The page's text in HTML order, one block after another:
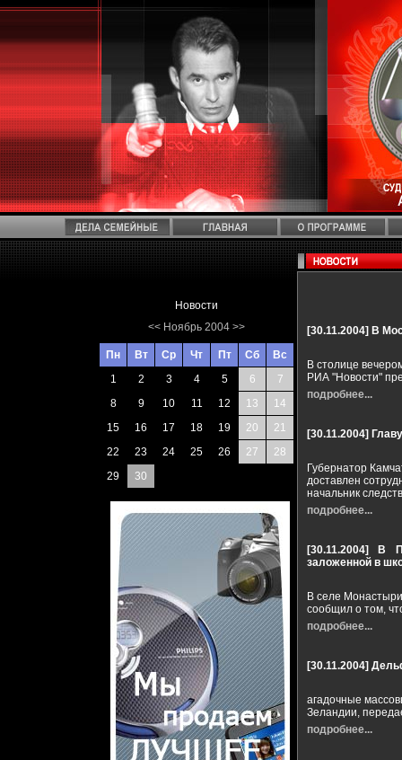
Новости
<< Ноябрь 2004 >>
Пн Вт Ср Чт Пт Сб
Вс
1
2 3 4 5 6
7
8
9 10 11 12 13
14
15
16 17 18 19 20
21
22
23 24 25 26 27
28
29
30
[30.11.2004] В
В столице
РИА "Новости"
подробнее...
[30.11.2004]
Губернатор
доставлен
начальник
подробнее...
[30.11.2004]
В
заложенной в
В селе
сообщил о том,
подробнее...
[30.11.2004]
агадочные
Зеландии,
подробнее...